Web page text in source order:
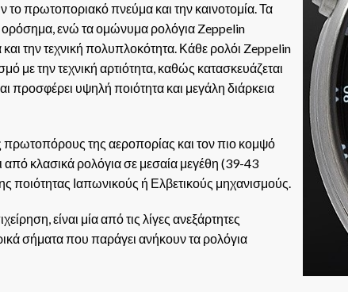
πρωτοποριακό πνεύμα και την καινοτομία. Τα
ορόσημα, ενώ τα ομώνυμα ρολόγια Zeppelin
την τεχνική πολυπλοκότητα. Κάθε ρολόι Zeppelin
με την τεχνική αρτιότητα, καθώς κατασκευάζεται
υψηλή ποιότητα και μεγάλη διάρκεια
της αεροπορίας και τον πιο κομψό
από κλασικά ρολόγια σε μεσαία μεγέθη (39-43
ποιότητας Ιαπωνικούς ή Ελβετικούς μηχανισμούς.
είναι μία από τις λίγες ανεξάρτητες
σήματα που παράγει ανήκουν τα ρολόγια